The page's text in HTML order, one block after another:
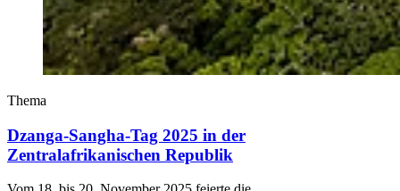
Thema
Dzanga-Sangha-Tag 2025 in der
Zentralafrikanischen Republik